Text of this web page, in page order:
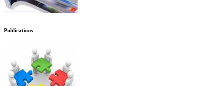
Publications